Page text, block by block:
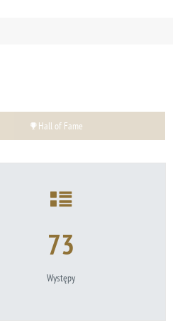
Hall of Fame
73
Występy